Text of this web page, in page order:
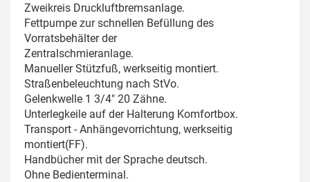
Zweikreis Druckluftbremsanlage.
Fettpumpe zur schnellen Befüllung des
Vorratsbehälter der
Zentralschmieranlage.
Manueller Stützfuß, werkseitig montiert.
Straßenbeleuchtung nach StVo.
Gelenkwelle 1 3/4" 20 Zähne.
Unterlegkeile auf der Halterung Komfortbox.
Transport - Anhängevorrichtung, werkseitig
montiert(FF).
Handbücher mit der Sprache deutsch.
Ohne Bedienterminal.